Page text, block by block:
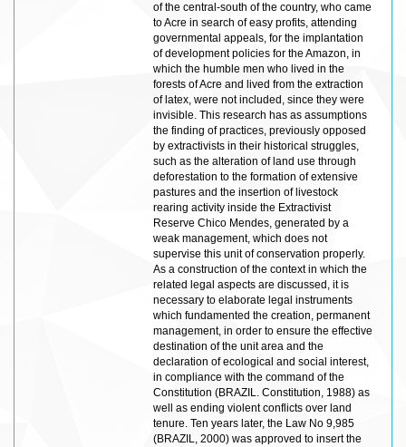
of the central-south of the country, who came
to Acre in search of easy profits, attending
governmental appeals, for the implantation
of development policies for the Amazon, in
which the humble men who lived in the
forests of Acre and lived from the extraction
of latex, were not included, since they were
invisible. This research has as assumptions
the finding of practices, previously opposed
by extractivists in their historical struggles,
such as the alteration of land use through
deforestation to the formation of extensive
pastures and the insertion of livestock
rearing activity inside the Extractivist
Reserve Chico Mendes, generated by a
weak management, which does not
supervise this unit of conservation properly.
As a construction of the context in which the
related legal aspects are discussed, it is
necessary to elaborate legal instruments
which fundamented the creation, permanent
management, in order to ensure the effective
destination of the unit area and the
declaration of ecological and social interest,
in compliance with the command of the
Constitution (BRAZIL. Constitution, 1988) as
well as ending violent conflicts over land
tenure. Ten years later, the Law No 9,985
(BRAZIL, 2000) was approved to insert the